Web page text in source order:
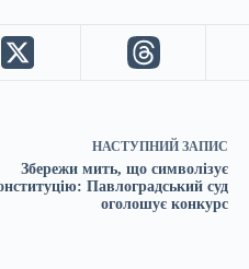
НАСТУПНИЙ ЗАПИС
Збережи мить, що символізує
Павлоградський суд
оголошує конкурс